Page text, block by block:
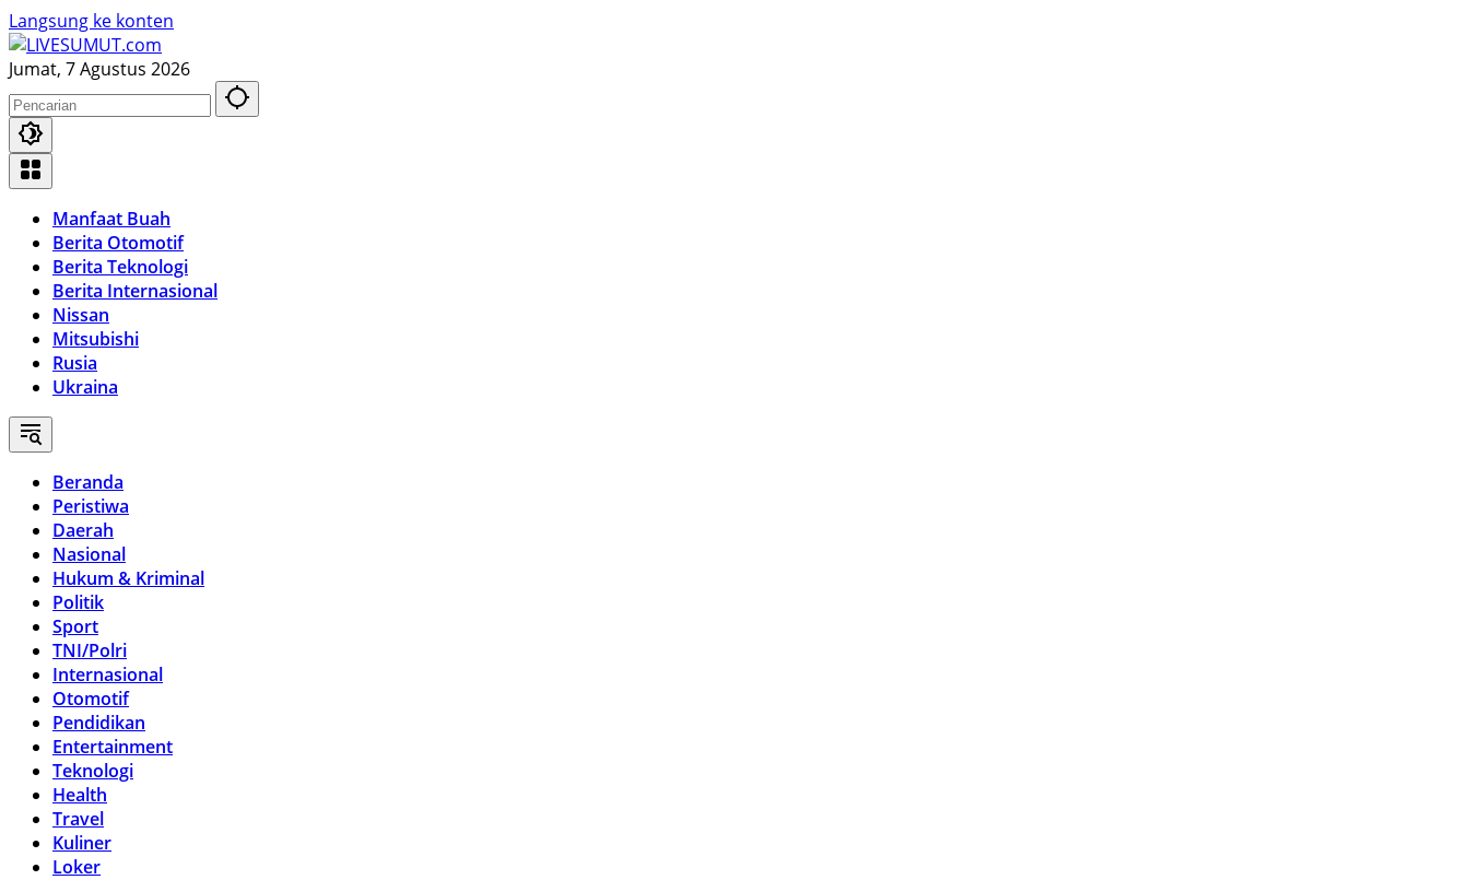
Langsung ke konten
Jumat, 7 Agustus 2026
Manfaat Buah
Berita Otomotif
Berita Teknologi
Berita Internasional
Nissan
Mitsubishi
Rusia
Ukraina
Beranda
Peristiwa
Daerah
Nasional
Hukum & Kriminal
Politik
Sport
TNI/Polri
Internasional
Otomotif
Pendidikan
Entertainment
Teknologi
Health
Travel
Kuliner
Loker